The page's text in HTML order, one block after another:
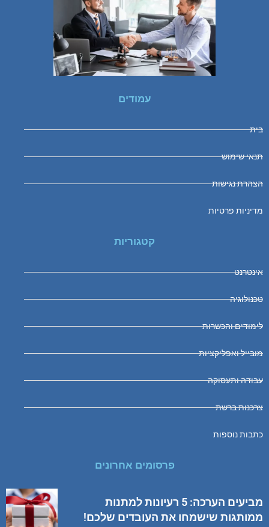
עמודים
בית
תנאי שימוש
הצהרת נגישות
מדיניות פרטיות
קטגוריות
אינטרנט
טכנולוגיה
לימודים והכשרות
מובייל ואפליקציות
עבודה ותעסוקה
צרכנות ברשת
כתבות נוספות
פרסומים אחרונים
מביעים הערכה: 5 רעיונות למתנות
ממותגות שישמחו את העובדים שלכם!